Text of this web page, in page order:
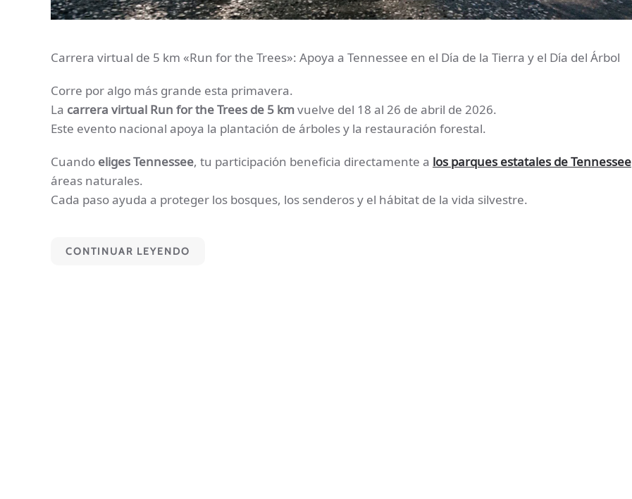
Carrera virtual de 5 km «Run for the Trees»: Apoya a Tennessee en el Día de la Tierra y el Día del Árbol
Corre por algo más grande esta primavera.
La carrera virtual Run for the Trees de 5 kmvuelve del 18 al 26 de abril de 2026.
Este evento nacional apoya la plantación de árboles y la restauración forestal.
Cuando eliges Tennessee, tu participación beneficia directamente a los parques estatales de Tennessee
áreas naturales.
Cada paso ayuda a proteger los bosques, los senderos y el hábitat de la vida silvestre.
CONTINUAR LEYENDO